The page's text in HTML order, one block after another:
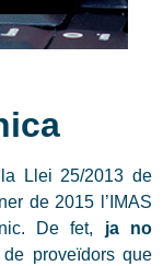
Llei 25/2013 de
de 2015 l’IMAS
De fet, ja no
de proveïdors que